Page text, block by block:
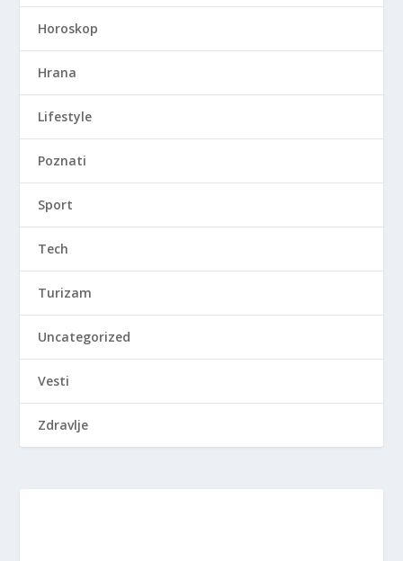
Horoskop
Hrana
Lifestyle
Poznati
Sport
Tech
Turizam
Uncategorized
Vesti
Zdravlje